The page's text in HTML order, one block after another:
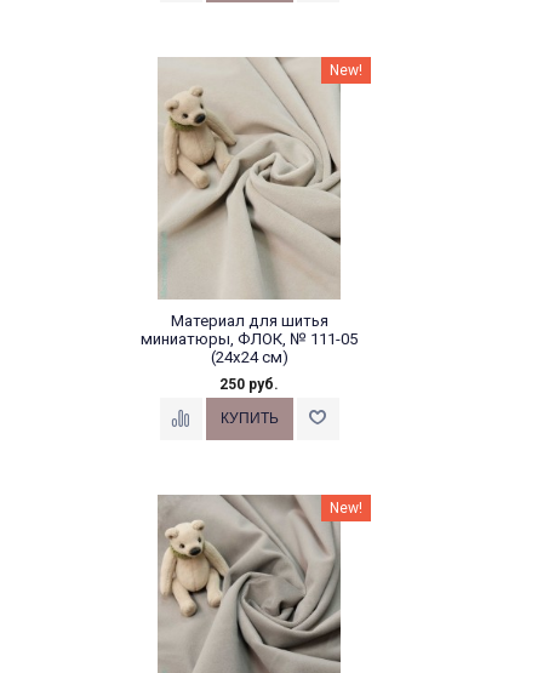
New!
Материал для шитья
миниатюры, ФЛОК, № 111-05
(24х24 см)
250 руб.
New!